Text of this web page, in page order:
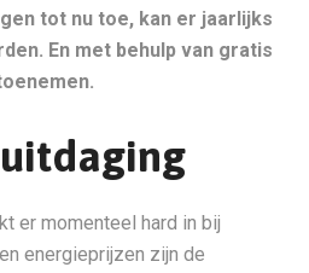
tot nu toe, kan er jaarlijks
En met behulp van gratis
er momenteel hard in bij
energieprijzen zijn de